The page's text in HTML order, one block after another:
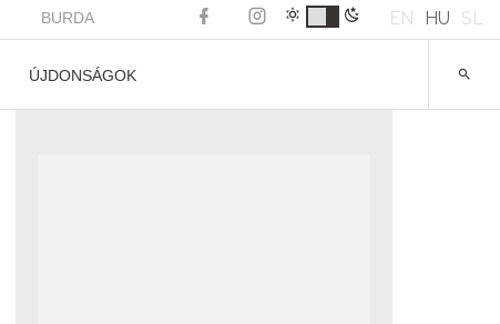
BURDA EN HU SL
ÚJDONSÁGOK